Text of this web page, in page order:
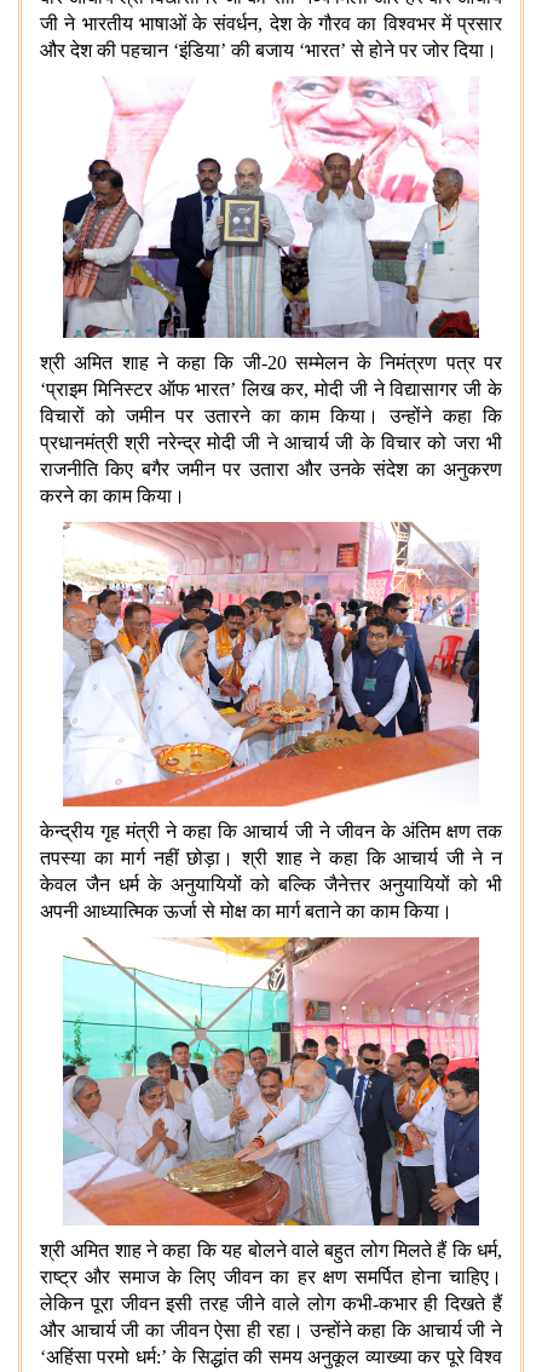
जी ने भारतीय भाषाओं के संवर्धन, देश के गौरव का विश्वभर में प्रसार
और देश की पहचान ‘इंडिया’ की बजाय ‘भारत’ से होने पर जोर दिया।
श्री अमित शाह ने कहा कि जी-20 सम्मेलन के निमंत्रण पत्र पर
‘प्राइम मिनिस्टर ऑफ भारत’ लिख कर, मोदी जी ने विद्यासागर जी के
विचारों को जमीन पर उतारने का काम किया। उन्होंने कहा कि
प्रधानमंत्री श्री नरेन्द्र मोदी जी ने आचार्य जी के विचार को जरा भी
राजनीति किए बगैर जमीन पर उतारा और उनके संदेश का अनुकरण
करने का काम किया।
केन्द्रीय गृह मंत्री ने कहा कि आचार्य जी ने जीवन के अंतिम क्षण तक
तपस्या का मार्ग नहीं छोड़ा। श्री शाह ने कहा कि आचार्य जी ने न
केवल जैन धर्म के अनुयायियों को बल्कि जैनेत्तर अनुयायियों को भी
अपनी आध्यात्मिक ऊर्जा से मोक्ष का मार्ग बताने का काम किया।
श्री अमित शाह ने कहा कि यह बोलने वाले बहुत लोग मिलते हैं कि धर्म,
राष्ट्र और समाज के लिए जीवन का हर क्षण समर्पित होना चाहिए।
लेकिन पूरा जीवन इसी तरह जीने वाले लोग कभी-कभार ही दिखते हैं
और आचार्य जी का जीवन ऐसा ही रहा। उन्होंने कहा कि आचार्य जी ने
‘अहिंसा परमो धर्म:’ के सिद्धांत की समय अनुकूल व्याख्या कर पूरे विश्व